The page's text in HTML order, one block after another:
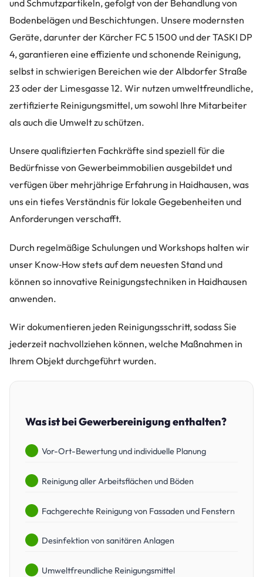
und Schmutzpartikeln, gefolgt von der Behandlung von
Bodenbelägen und Beschichtungen. Unsere modernsten
Geräte, darunter der Kärcher FC 5 1500 und der TASKI DP
4, garantieren eine effiziente und schonende Reinigung,
selbst in schwierigen Bereichen wie der Albdorfer Straße
23 oder der Limesgasse 12. Wir nutzen umweltfreundliche,
zertifizierte Reinigungsmittel, um sowohl Ihre Mitarbeiter
als auch die Umwelt zu schützen.
Unsere qualifizierten Fachkräfte sind speziell für die
Bedürfnisse von Gewerbeimmobilien ausgebildet und
verfügen über mehrjährige Erfahrung in Haidhausen, was
uns ein tiefes Verständnis für lokale Gegebenheiten und
Anforderungen verschafft.
Durch regelmäßige Schulungen und Workshops halten wir
unser Know‑How stets auf dem neuesten Stand und
können so innovative Reinigungstechniken in Haidhausen
anwenden.
Wir dokumentieren jeden Reinigungsschritt, sodass Sie
jederzeit nachvollziehen können, welche Maßnahmen in
Ihrem Objekt durchgeführt wurden.
Was ist bei Gewerbereinigung enthalten?
Vor-Ort-Bewertung und individuelle Planung
Reinigung aller Arbeitsflächen und Böden
Fachgerechte Reinigung von Fassaden und Fenstern
Desinfektion von sanitären Anlagen
Umweltfreundliche Reinigungsmittel